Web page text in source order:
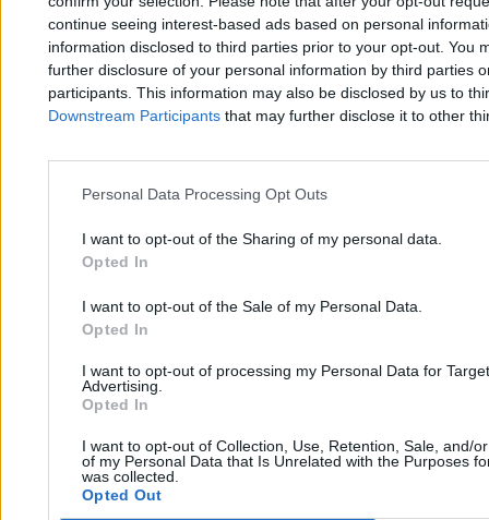
continue seeing interest-based ads based on personal
information disclosed to third parties prior to your opt-out. You
further disclosure of your personal information by third parties
participants. This information may also be disclosed by us to
Downstream Participants that may further disclose it to other
Personal Data Processing Opt Outs
I want to opt-out of the Sharing of my personal data.
Opted In
I want to opt-out of the Sale of my Personal Data.
Opted In
I want to opt-out of processing my Personal Data for
Advertising.
Opted In
I want to opt-out of Collection, Use, Retention, Sale, and/
of my Personal Data that Is Unrelated with the Purposes
was collected.
Opted Out
Kierwiński z Gawkowskim myślą, czym jest
małżeństwo. Zdecyduje więc urzędnik w okienku
Anna Wittenberg
Kraj